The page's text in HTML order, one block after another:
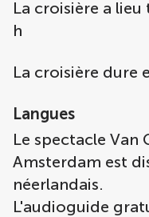
La croisière a lieu
h
La croisière dure
Langues
Le spectacle Van
Amsterdam est
néerlandais.
L'audioguide